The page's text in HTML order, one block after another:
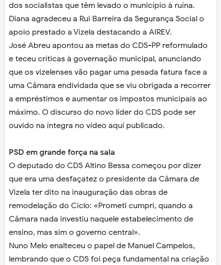
dos socialistas que têm levado o município à ruína.
Diana agradeceu a Rui Barreira da Segurança Social o
apoio prestado a Vizela destacando a AIREV.
José Abreu apontou as metas do CDS-PP reformulado
e teceu críticas à governação municipal, anunciando
que os vizelenses vão pagar uma pesada fatura face a
uma Câmara endividada que se viu obrigada a recorrer
a empréstimos e aumentar os impostos municipais ao
máximo. O discurso do novo líder do CDS pode ser
ouvido na íntegra no vídeo aqui publicado.
PSD em grande força na sala
O deputado do CDS Altino Bessa começou por dizer
que era uma desfaçatez o presidente da Câmara de
Vizela ter dito na inauguração das obras de
remodelação do Ciclo: «Prometi cumpri, quando a
Câmara nada investiu naquele estabelecimento de
ensino, mas sim o governo central».
Nuno Melo enalteceu o papel de Manuel Campelos,
lembrando que o CDS foi peça fundamental na criação